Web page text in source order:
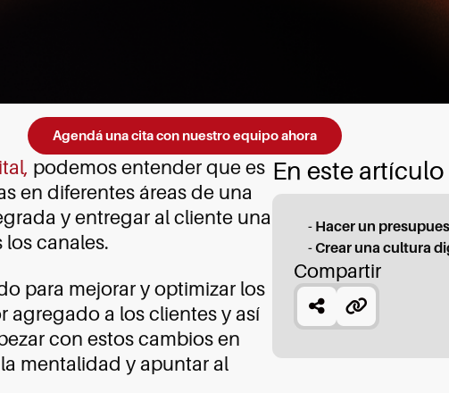
Agendá una cita con nuestro equipo ahora
podemos entender que es
en diferentes áreas de una
y entregar al cliente una
canales.
para mejorar y optimizar los
agregado a los clientes y así
con estos cambios en
mentalidad y apuntar al
En este artículo
- Hacer un
- Crear una cultura
Compartir